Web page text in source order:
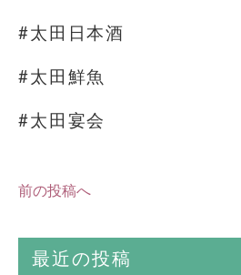
#太田日本酒
#太田鮮魚
#太田宴会
前の投稿へ
最近の投稿